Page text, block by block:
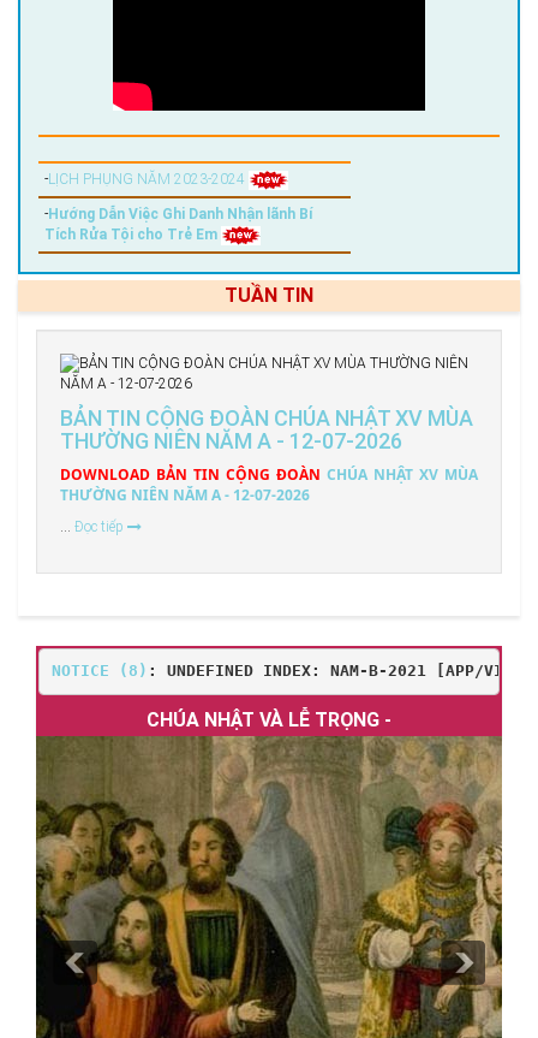
-LỊCH PHỤNG NĂM 2023-2024
-Hướng Dẫn Việc Ghi Danh Nhận lãnh Bí
Tích Rửa Tội cho Trẻ Em
TUẦN TIN
BẢN TIN CỘNG ĐOÀN CHÚA NHẬT XV MÙA
THƯỜNG NIÊN NĂM A - 12-07-2026
DOWNLOAD BẢN TIN CỘNG ĐOÀN CHÚA NHẬT XV MÙA
THƯỜNG NIÊN NĂM A - 12-07-2026
... Đọc tiếp
NOTICE (8) : UNDEFINED INDEX: NAM-B-2021 [ APP/VIEW/
CHÚA NHẬT VÀ LỄ TRỌNG -